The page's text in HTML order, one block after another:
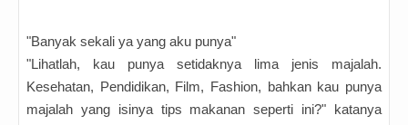
"Banyak sekali ya yang aku punya"
"Lihatlah, kau punya setidaknya lima jenis majalah.
Kesehatan, Pendidikan, Film, Fashion, bahkan kau punya
majalah yang isinya tips makanan seperti ini?" katanya